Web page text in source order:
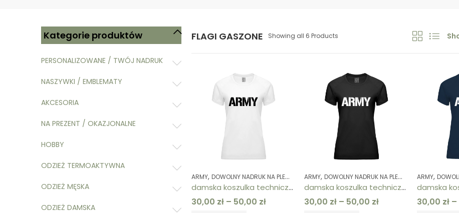
FLAGI GASZONE Showing all 6 Products
ARMY, DOWOLNY NADRUK NA PLECACH ,KOLEKCJE,KOSZULKI,KOSZULKI,ODZIEŻ DAMSKA,
damska koszulka techniczna biała ARMY
30,00 zł – 50,00 zł
ARMY, DOWOLNY NADRUK NA PLECACH ,KOLEKCJE,
damska koszulka techniczna czarna ARMY
30,00 zł – 50,00 zł
ARMY,
30,00 zł –
Kategorie produktów
PERSONALIZOWANE / TWÓJ NADRUK
NASZYWKI / EMBLEMATY
AKCESORIA
NA PREZENT / OKAZJONALNE
HOBBY
ODZIEŻ TERMOAKTYWNA
ODZIEŻ MĘSKA
ODZIEŻ DAMSKA